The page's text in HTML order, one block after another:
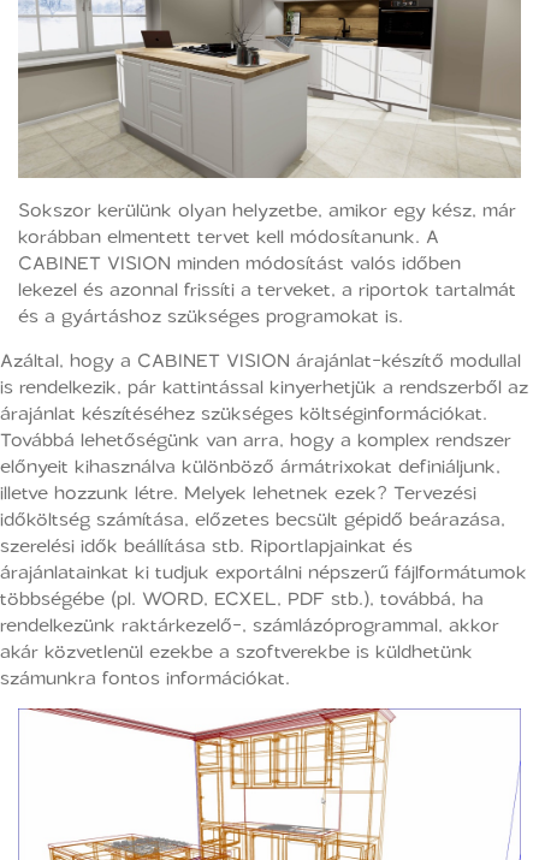
Sokszor kerülünk olyan helyzetbe, amikor egy kész, már
korábban elmentett tervet kell módosítanunk. A
CABINET VISION minden módosítást valós időben
lekezel és azonnal frissíti a terveket, a riportok tartalmát
és a gyártáshoz szükséges programokat is.
Azáltal, hogy a CABINET VISION árajánlat-készítő modullal
is rendelkezik, pár kattintással kinyerhetjük a rendszerből az
árajánlat készítéséhez szükséges költséginformációkat.
Továbbá lehetőségünk van arra, hogy a komplex rendszer
előnyeit kihasználva különböző ármátrixokat definiáljunk,
illetve hozzunk létre. Melyek lehetnek ezek? Tervezési
időköltség számítása, előzetes becsült gépidő beárazása,
szerelési idők beállítása stb. Riportlapjainkat és
árajánlatainkat ki tudjuk exportálni népszerű fájlformátumok
többségébe (pl. WORD, ECXEL, PDF stb.), továbbá, ha
rendelkezünk raktárkezelő-, számlázóprogrammal, akkor
akár közvetlenül ezekbe a szoftverekbe is küldhetünk
számunkra fontos információkat.